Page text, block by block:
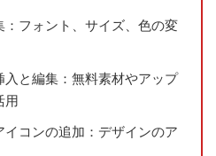
フォント、サイズ、色の変
と編集：無料素材やアップ
用
コンの追加：デザインのア